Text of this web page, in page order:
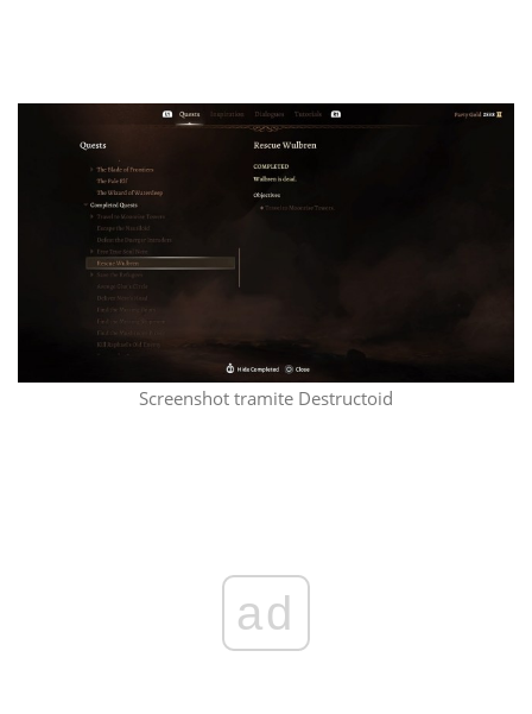
Screenshot tramite Destructoid
ad